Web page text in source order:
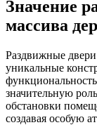
Значение
массива
Раздвижные двери
уникальные
значительную
обстановки
создавая особую